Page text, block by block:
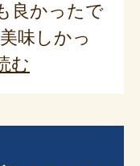
良かったで
味しかっ
む